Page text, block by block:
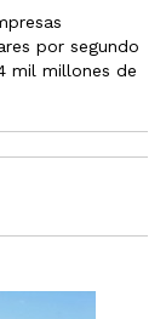
por segundo
mil millones de